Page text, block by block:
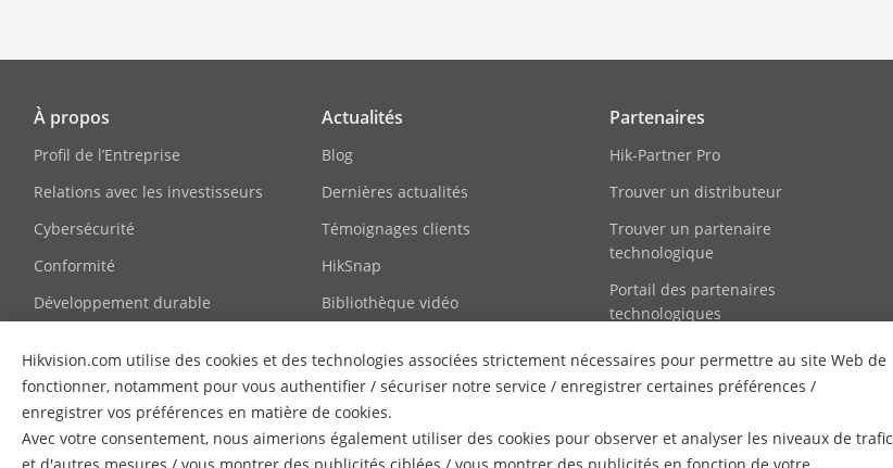
Hikvision.com utilise des cookies et des technologies associées strictement nécessaires pour permettre au site Web de
fonctionner, notamment pour vous authentifier / sécuriser notre service / enregistrer certaines préférences /
enregistrer vos préférences en matière de cookies.
Avec votre consentement, nous aimerions également utiliser des cookies pour observer et analyser les niveaux de trafic
À propos
Profil de l’Entreprise
Relations avec les investisseurs
Cybersécurité
Conformité
Développement durable
Contactez-nous
FAQ
Actualités
Blog
Dernières actualités
Témoignages clients
HikSnap
Bibliothèque vidéo
Partenaires
Hik-Partner Pro
Trouver un distributeur
Trouver un partenaire
technologique
Portail des partenaires
technologiques
Hikvision Embedded Open
Platform
technologique